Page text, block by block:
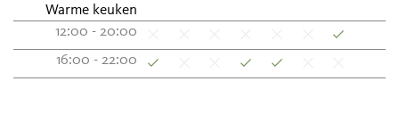
Warme keuken
12:00 - 20:00
16:00 - 22:00